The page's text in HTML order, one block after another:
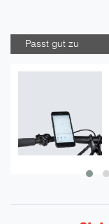
Passt gut zu